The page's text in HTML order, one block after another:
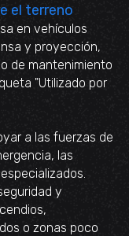
el terreno
en vehículos
y proyección,
de mantenimiento
"Utilizado por
a las fuerzas de
las
y
o zonas poco